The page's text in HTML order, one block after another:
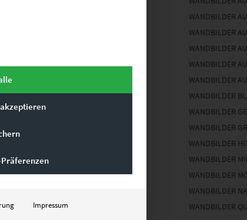
WANDBILDER
WANDBILDER
WANDBILDER
WANDBILDER
WANDBILDER
WANDBILDER
WANDBILDER
WANDBILDER
WANDBILDER
WANDBILDER
WANDBILDER
WANDBILDER
WANDBILDER
Impressum